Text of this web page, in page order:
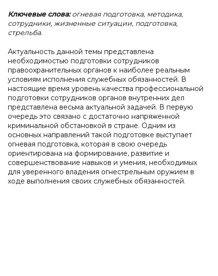
Ключевые слова:огневая подготовка, методика,
сотрудники, жизненные ситуации, подготовка,
стрельба.
Актуальность данной темы представлена
необходимостью подготовки сотрудников
правоохранительных органов к наиболее реальным
условиям исполнения служебных обязанностей. В
настоящие время уровень качества профессиональной
подготовки сотрудников органов внутренних дел
представлена весьма актуальной задачей. В первую
очередь это связано с достаточно напряженной
криминальной обстановкой в стране. Одним из
основных направлений такой подготовке выступает
огневая подготовка, которая в свою очередь
ориентирована на формирование, развитие и
совершенствование навыков и умения, необходимых
для уверенного владения огнестрельным оружием в
ходе выполнения своих служебных обязанностей.